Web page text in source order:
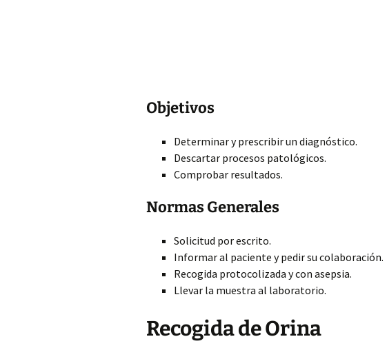
Objetivos
Determinar y prescribir un diagnóstico.
Descartar procesos patológicos.
Comprobar resultados.
Normas Generales
Solicitud por escrito.
Informar al paciente y pedir su colaboración.
Recogida protocolizada y con asepsia.
Llevar la muestra al laboratorio.
Recogida de Orina